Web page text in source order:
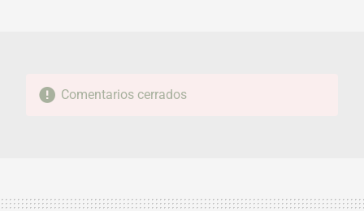
Comentarios cerrados